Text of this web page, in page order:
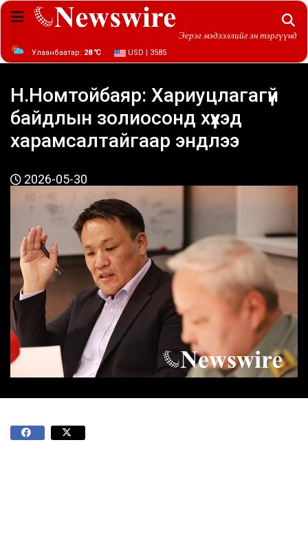
Эерэг мэдээллийг эн тэргүүнд
Улаанбаатар: 28 ℃ USD | 3585
Н.Номтойбаяр: Хариуцлагагүй
байдлын золиосонд хүүхэд
харамсалтайгаар эндлээ
2026-05-30